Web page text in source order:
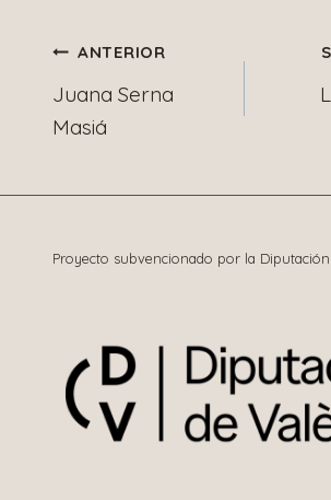
Navegación
de
ANTERIOR
Juana Serna
Masiá
Proyecto subvencionado por la